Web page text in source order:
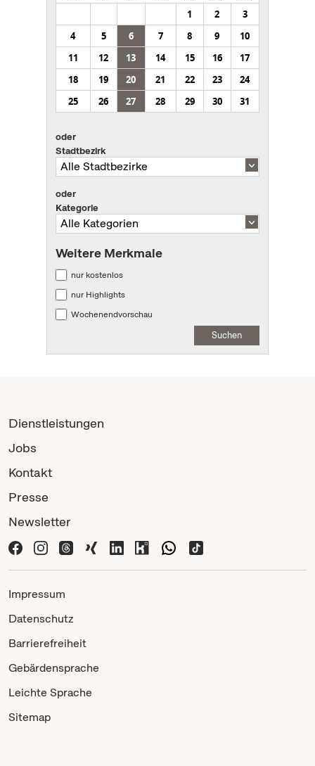
1
2
3
4
5 6 7 8 9
10
11
12 13 14 15 16
17
18
19 20 21 22 23
24
25
26 27 28 29 30 31
oder
Stadtbezirk
oder
Kategorie
Weitere Merkmale
nur kostenlos
nur Highlights
Wochenendvorschau
Suchen
Dienstleistungen
Jobs
Kontakt
Presse
Newsletter
Impressum
Datenschutz
Barrierefreiheit
Gebärdensprache
Leichte Sprache
Sitemap